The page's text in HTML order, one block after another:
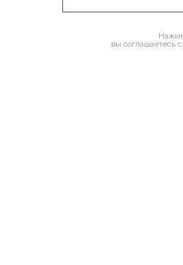
вы соглашаетесь с